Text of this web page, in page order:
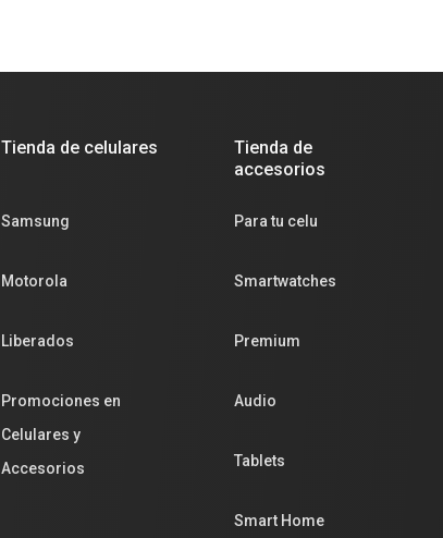
Tienda de celulares
Samsung
Motorola
Liberados
Promociones en
Celulares y
Accesorios
Tienda de
accesorios
Para tu celu
Smartwatches
Premium
Audio
Tablets
Smart Home